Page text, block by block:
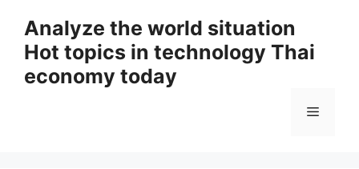
content
Analyze the world situation
Hot topics in technology Thai
economy today
Menu